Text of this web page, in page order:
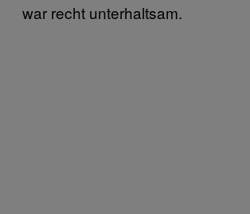
war recht unterhaltsam.